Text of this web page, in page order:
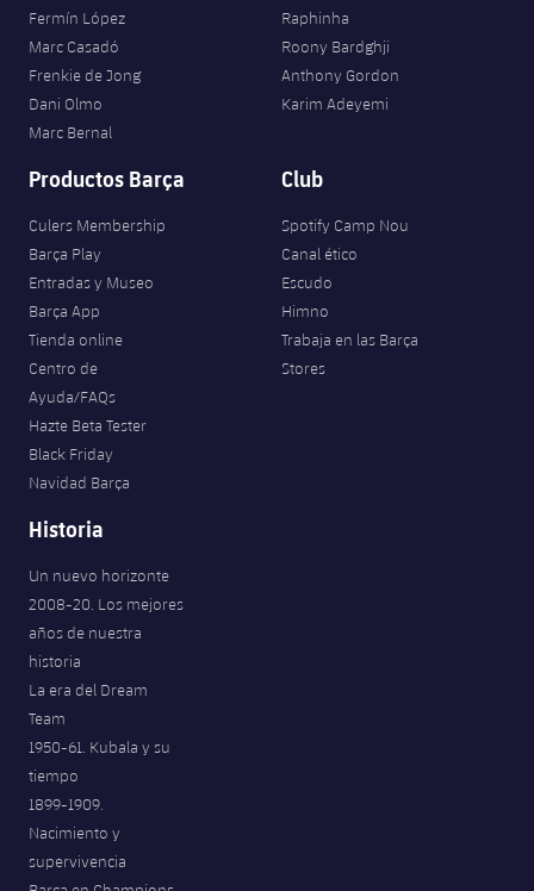
Fermín López
Marc Casadó
Frenkie de Jong
Dani Olmo
Marc Bernal
Raphinha
Roony Bardghji
Anthony Gordon
Karim Adeyemi
Productos Barça
Culers Membership
Barça Play
Entradas y Museo
Barça App
Tienda online
Centro de
Ayuda/FAQs
Hazte Beta Tester
Black Friday
Navidad Barça
Club
Spotify Camp Nou
Canal ético
Escudo
Himno
Trabaja en las Barça
Stores
Historia
Un nuevo horizonte
2008-20. Los mejores
años de nuestra
historia
La era del Dream
Team
1950-61. Kubala y su
tiempo
1899-1909.
Nacimiento y
supervivencia